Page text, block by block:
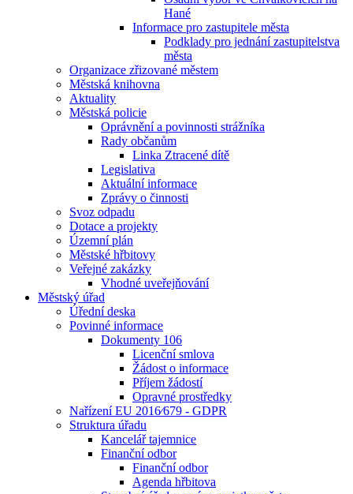
Hané
Informace pro zastupitele města
Podklady pro jednání zastupitelstva
města
Organizace zřizované městem
Městská knihovna
Aktuality
Městská policie
Oprávnění a povinnosti strážníka
Rady občanům
Linka Ztracené dítě
Legislativa
Aktuální informace
Zprávy o činnosti
Svoz odpadu
Dotace a projekty
Územní plán
Městské hřbitovy
Veřejné zakázky
Vhodné uveřejňování
Městský úřad
Úřední deska
Povinné informace
Dokumenty 106
Licenční smlova
Žádost o informace
Příjem žádostí
Opravné prostředky
Nařízení EU 2016⁄679 - GDPR
Struktura úřadu
Kancelář tajemnice
Finanční odbor
Finanční odbor
Agenda hřbitova